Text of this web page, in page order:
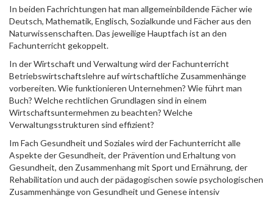
In beiden Fachrichtungen hat man allgemeinbildende Fächer wie
Deutsch, Mathematik, Englisch, Sozialkunde und Fächer aus den
Naturwissenschaften. Das jeweilige Hauptfach ist an den
Fachunterricht gekoppelt.
In der Wirtschaft und Verwaltung wird der Fachunterricht
Betriebswirtschaftslehre auf wirtschaftliche Zusammenhänge
vorbereiten. Wie funktionieren Unternehmen? Wie führt man
Buch? Welche rechtlichen Grundlagen sind in einem
Wirtschaftsuntermehmen zu beachten? Welche
Verwaltungsstrukturen sind effizient?
Im Fach Gesundheit und Soziales wird der Fachunterricht alle
Aspekte der Gesundheit, der Prävention und Erhaltung von
Gesundheit, den Zusammenhang mit Sport und Ernährung, der
Rehabilitation und auch der pädagogischen sowie psychologischen
Zusammenhänge von Gesundheit und Genese intensiv